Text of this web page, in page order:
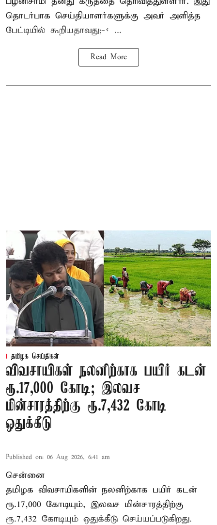
தொடர்பாக செய்தியாளர்களுக்கு அவர் அளித்த
பேட்டியில் கூறியதாவது;-< ...
Read More
தமிழக செய்திகள்
விவசாயிகள் நலனிற்காக பயிர் கடன்
ரூ.17,000 கோடி; இலவச
மின்சாரத்திற்கு ரூ.7,432 கோடி
ஒதுக்கீடு
Published on: 06 Aug 2026, 6:41 am
சென்னை
தமிழக விவசாயிகளின் நலனிற்காக பயிர் கடன்
ரூ.17,000 கோடியும், இலவச மின்சாரத்திற்கு
ரூ.7,432 கோடியும் ஒதுக்கீடு செய்யப்படுகிறது.